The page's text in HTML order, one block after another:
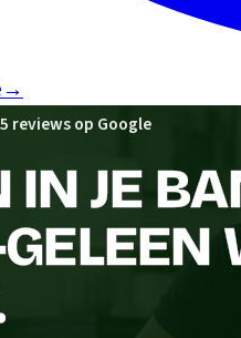
→
reviews op Google
IN JE